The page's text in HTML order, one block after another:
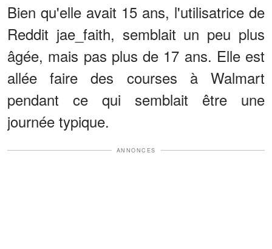
Bien qu'elle avait 15 ans, l'utilisatrice de
Reddit jae_faith, semblait un peu plus
âgée, mais pas plus de 17 ans. Elle est
allée faire des courses à Walmart
pendant ce qui semblait être une
journée typique.
ANNONCES